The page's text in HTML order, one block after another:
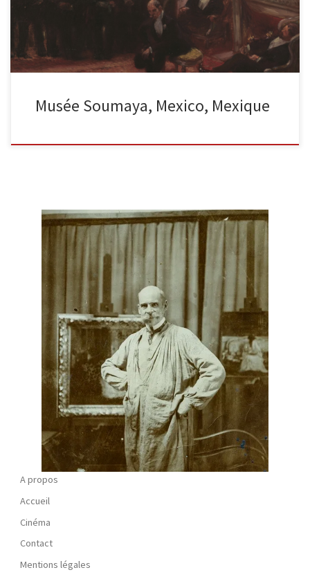
Musée Soumaya, Mexico, Mexique
A propos
Accueil
Cinéma
Contact
Mentions légales